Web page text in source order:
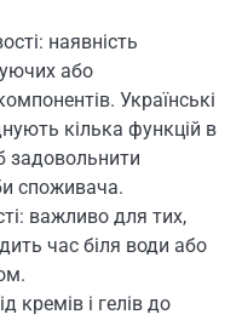
наявність
або
Українські
кілька функцій в
задовольнити
споживача.
важливо для тих,
час біля води або
кремів і гелів до